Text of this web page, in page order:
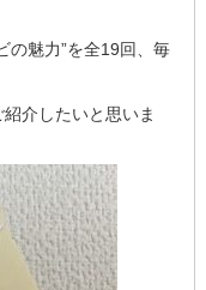
の魅力”を全19回、毎
介したいと思いま